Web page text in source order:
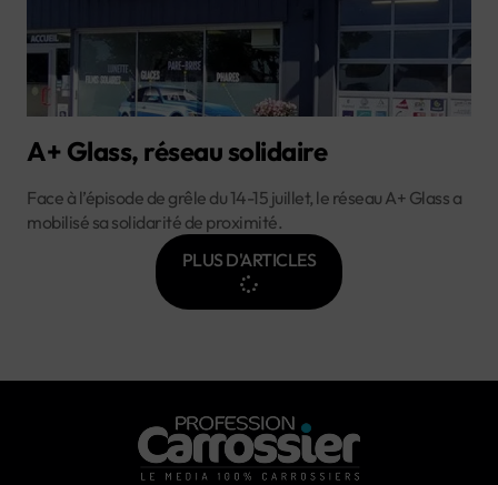
A+ Glass, réseau solidaire
Face à l’épisode de grêle du 14-15 juillet, le réseau A+ Glass a
mobilisé sa solidarité de proximité.
PLUS D'ARTICLES